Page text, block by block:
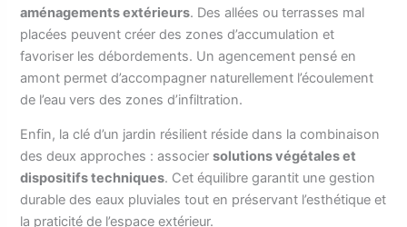
aménagements extérieurs. Des allées ou terrasses mal
placées peuvent créer des zones d’accumulation et
favoriser les débordements. Un agencement pensé en
amont permet d’accompagner naturellement l’écoulement
de l’eau vers des zones d’infiltration.
Enfin, la clé d’un jardin résilient réside dans la combinaison
des deux approches : associersolutions végétales et
dispositifs techniques. Cet équilibre garantit une gestion
durable des eaux pluviales tout en préservant l’esthétique et
la praticité de l’espace extérieur.